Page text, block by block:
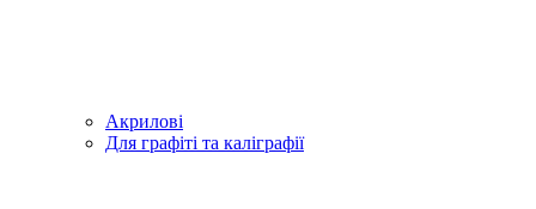
Акрилові
Для графіті та каліграфії